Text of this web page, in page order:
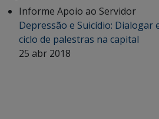
Informe Apoio ao Servidor
Depressão e Suicídio: Dialogar
ciclo de palestras na capital
25 abr 2018